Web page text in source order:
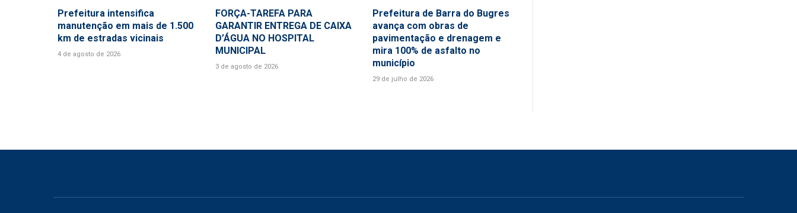
Prefeitura intensifica
manutenção em mais de 1.500
km de estradas vicinais
4 de agosto de 2026
FORÇA-TAREFA PARA
GARANTIR ENTREGA DE CAIXA
D’ÁGUA NO HOSPITAL
MUNICIPAL
3 de agosto de 2026
Prefeitura de Barra do Bugres
avança com obras de
pavimentação e drenagem e
mira 100% de asfalto no
município
29 de julho de 2026